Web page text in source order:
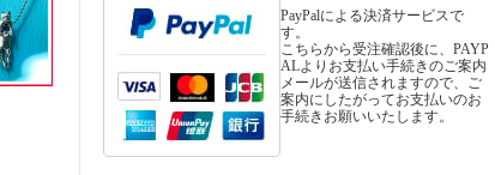
PayPalによる決済サービスで
す。
こちらから受注確認後に、PAYP
ALよりお支払い手続きのご案内
メールが送信されますので、ご
案内にしたがってお支払いのお
手続きお願いいたします。